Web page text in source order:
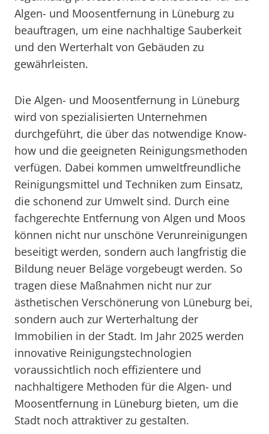
Algen- und Moosentfernung in Lüneburg zu
beauftragen, um eine nachhaltige Sauberkeit
und den Werterhalt von Gebäuden zu
gewährleisten.
Die Algen- und Moosentfernung in Lüneburg
wird von spezialisierten Unternehmen
durchgeführt, die über das notwendige Know-
how und die geeigneten Reinigungsmethoden
verfügen. Dabei kommen umweltfreundliche
Reinigungsmittel und Techniken zum Einsatz,
die schonend zur Umwelt sind. Durch eine
fachgerechte Entfernung von Algen und Moos
können nicht nur unschöne Verunreinigungen
beseitigt werden, sondern auch langfristig die
Bildung neuer Beläge vorgebeugt werden. So
tragen diese Maßnahmen nicht nur zur
ästhetischen Verschönerung von Lüneburg bei,
sondern auch zur Werterhaltung der
Immobilien in der Stadt. Im Jahr 2025 werden
innovative Reinigungstechnologien
voraussichtlich noch effizientere und
nachhaltigere Methoden für die Algen- und
Moosentfernung in Lüneburg bieten, um die
Stadt noch attraktiver zu gestalten.